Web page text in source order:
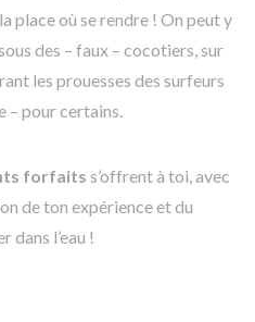
place où se rendre ! On peut y
des – faux – cocotiers, sur
les prouesses des surfeurs
– pour certains.
forfaits s’offrent à toi, avec
de ton expérience et du
dans l’eau !